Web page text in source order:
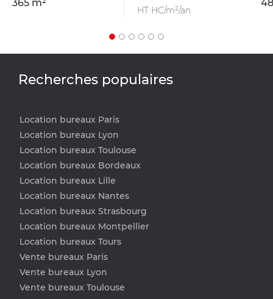
365 m²
HT HC/m²/an
Recherches populaires
Location bureaux Paris
Location bureaux Lyon
Location bureaux Toulouse
Location bureaux Bordeaux
Location bureaux Lille
Location bureaux Nantes
Location bureaux Strasbourg
Location bureaux Montpellier
Location bureaux Tours
Vente bureaux Paris
Vente bureaux Lyon
Vente bureaux Toulouse